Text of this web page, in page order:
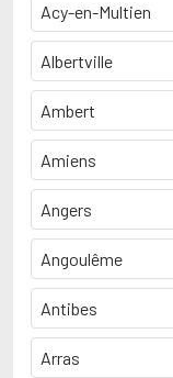
Acy-en-Multien
Albertville
Ambert
Amiens
Angers
Angoulême
Antibes
Arras